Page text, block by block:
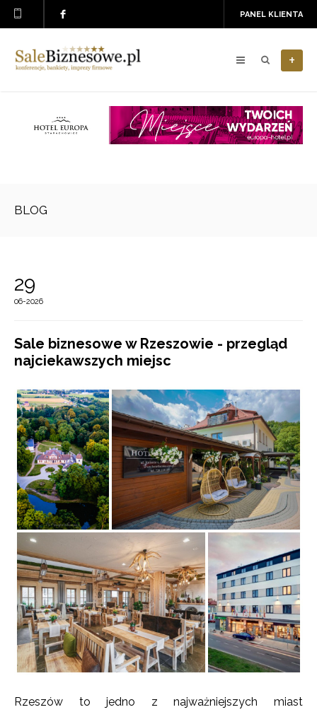
PANEL KLIENTA
+
BLOG
29
06-2026
Sale biznesowe w Rzeszowie - przegląd
najciekawszych miejsc
Rzeszów to jedno z najważniejszych miast